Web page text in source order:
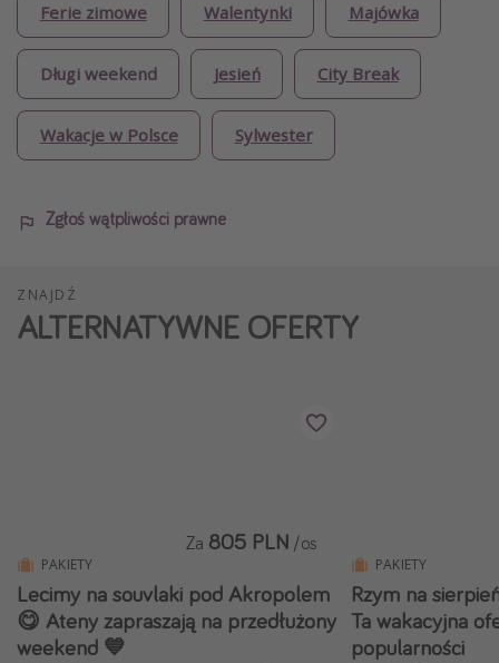
Ferie zimowe Walentynki Majówka
Długi weekend Jesień City Break
Wakacje w Polsce Sylwester
Zgłoś wątpliwości prawne
ZNAJDŹ
ALTERNATYWNE OFERTY
PAKIETY
Lecimy na souvlaki pod Akropolem
😋 Ateny zapraszają na przedłużony
weekend 💙
Za 805 PLN /os
PAKIETY
Rzym na
Ta wakacyjna
popularności